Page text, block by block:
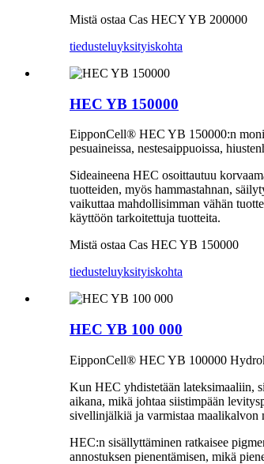
Mistä ostaa Cas HECY YB 200000
tiedusteluyksityiskohta
HEC YB 150000
EipponCell® HEC YB 150000:n
pesuaineissa, nestesaippuoissa,
Sideaineena HEC osoittautuu
tuotteiden, myös hammastahnan,
vaikuttaa mahdollisimman vähän
käyttöön tarkoitettuja tuotteita.
Mistä ostaa Cas HEC YB 150000
tiedusteluyksityiskohta
HEC YB 100 000
EipponCell® HEC YB 100000
Kun HEC yhdistetään lateksimaaliin,
aikana, mikä johtaa siistimpään
sivellinjälkiä ja varmistaa maalikalvon
HEC:n sisällyttäminen ratkaisee
annostuksen pienentämisen, mikä